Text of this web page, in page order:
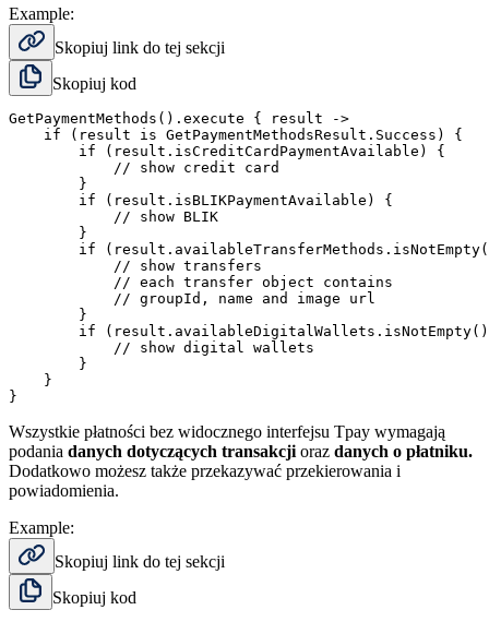
Example:
Skopiuj link do tej sekcji
Skopiuj kod
GetPaymentMethods().execute { result ->
    if (result is GetPaymentMethodsResult.Success) {
        if (result.isCreditCardPaymentAvailable) {
            // show credit card
        }
        if (result.isBLIKPaymentAvailable) {
            // show BLIK
        }
if
            // show transfers
            // each transfer object contains
            // groupId, name and image url
        }
if
            // show digital wallets
        }
    }
Wszystkie płatności bez widocznego interfejsu Tpay wymagają
podania danych dotyczących transakcji oraz danych o płatniku.
Dodatkowo możesz także przekazywać przekierowania i
powiadomienia.
Example:
Skopiuj link do tej sekcji
Skopiuj kod